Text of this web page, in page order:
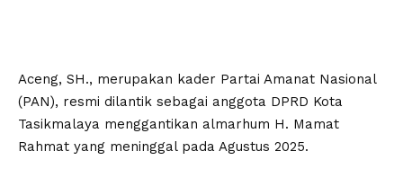
Aceng, SH., merupakan kader Partai Amanat Nasional
(PAN), resmi dilantik sebagai anggota DPRD Kota
Tasikmalaya menggantikan almarhum H. Mamat
Rahmat yang meninggal pada Agustus 2025.